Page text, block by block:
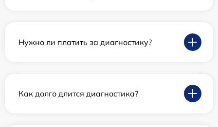
Нужно ли платить за диагностику?
Как долго длится диагностика?